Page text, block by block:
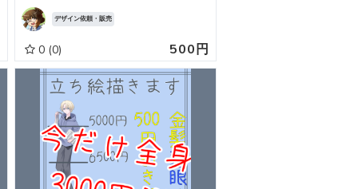
デザイン依頼・販売
0 (0) 500円